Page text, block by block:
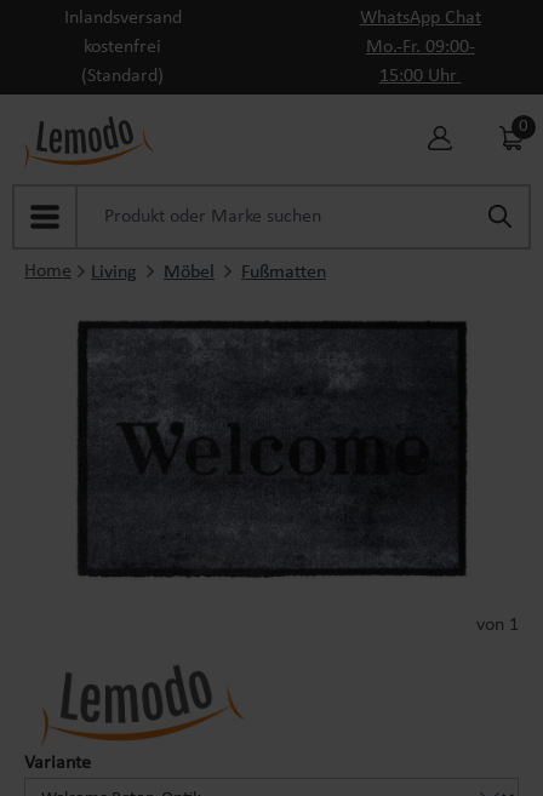
Zum Hauptinhalt springen
Inlandsversand
kostenfrei
(Standard)
WhatsApp Chat
Mo.-Fr. 09:00-
15:00 Uhr
0
Home Living Möbel Fußmatten
von 1
Varianteauswählen